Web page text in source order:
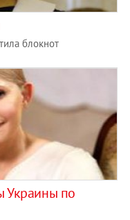
блокнот
Украины по